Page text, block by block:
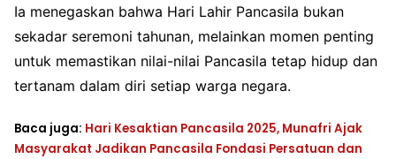
Ia menegaskan bahwa Hari Lahir Pancasila bukan
sekadar seremoni tahunan, melainkan momen penting
untuk memastikan nilai-nilai Pancasila tetap hidup dan
tertanam dalam diri setiap warga negara.
Baca juga: Hari Kesaktian Pancasila 2025, Munafri Ajak
Masyarakat Jadikan Pancasila Fondasi Persatuan dan